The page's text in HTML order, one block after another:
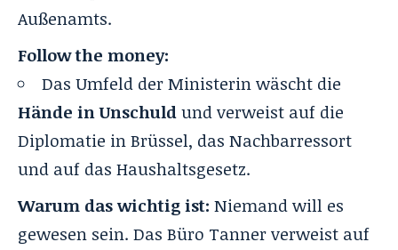
Außenamts.
Follow the money:
Das Umfeld der Ministerin wäscht die
Hände in Unschuldund verweist auf die
Diplomatie in Brüssel, das Nachbarressort
und auf das Haushaltsgesetz.
Warum das wichtig ist: Niemand will es
gewesen sein. Das Büro Tanner verweist auf